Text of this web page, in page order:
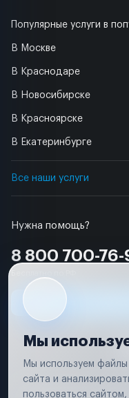
Нужна помощь?
8 800 700-76-
Популярные услуги в
В Москве
В Краснодаре
В Новосибирске
В Красноярске
В Екатеринбурге
Все наши услуги
Вся информация,
Мы
Мы используем
сайта и
пользоваться